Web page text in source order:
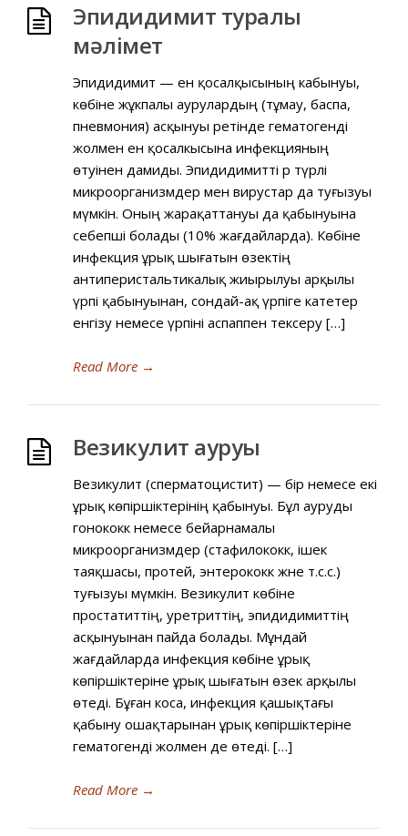
Эпидидимит туралы
мәлімет
Эпидидимит — ен қосалқысының кабынуы,
көбіне жұкпалы аурулардың (тұмау, баспа,
пневмония) асқынуы ретінде гематогенді
жолмен ен қосалкысына инфекцияның
өтуінен дамиды. Эпидидимитті әр түрлі
микроорганизмдер мен вирустар да туғызуы
мүмкін. Оның жарақаттануы да қабынуына
себепші болады (10% жағдайларда). Көбіне
инфекция ұрық шығатын өзектің
антиперистальтикалық жиырылуы арқылы
үрпі қабынуынан, сондай-ақ үрпіге катетер
енгізу немесе үрпіні аспаппен тексеру […]
Read More →
Везикулит ауруы
Везикулит (сперматоцистит) — бір немесе екі
ұрық көпіршіктерінің қабынуы. Бұл ауруды
гонококк немесе бейарнамалы
микроорганизмдер (стафилококк, ішек
таяқшасы, протей, энтерококк және т.с.с.)
туғызуы мүмкін. Везикулит көбіне
простатиттің, уретриттің, эпидидимиттің
асқынуынан пайда болады. Мұндай
жағдайларда инфекция көбіне ұрық
көпіршіктеріне ұрық шығатын өзек арқылы
өтеді. Бұған коса, инфекция қашықтағы
қабыну ошақтарынан ұрық көпіршіктеріне
гематогенді жолмен де өтеді. […]
Read More →